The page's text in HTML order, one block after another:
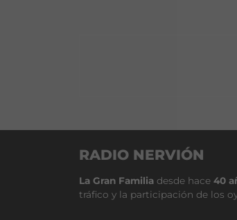
RADIO NERVIÓN
La Gran Familia desde hace 40
tráfico y la participación de los